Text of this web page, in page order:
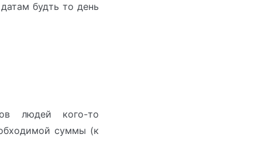
будть то день
людей кого-то
суммы (к